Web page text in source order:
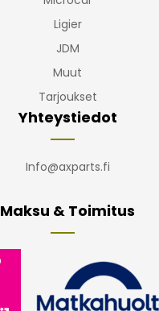
Ligier
JDM
Muut
Tarjoukset
Yhteystiedot
Info@axparts.fi
Maksu & Toimitus